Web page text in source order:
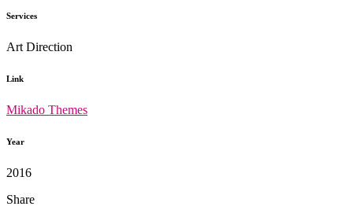
Services
Art Direction
Link
Mikado Themes
Year
2016
Share